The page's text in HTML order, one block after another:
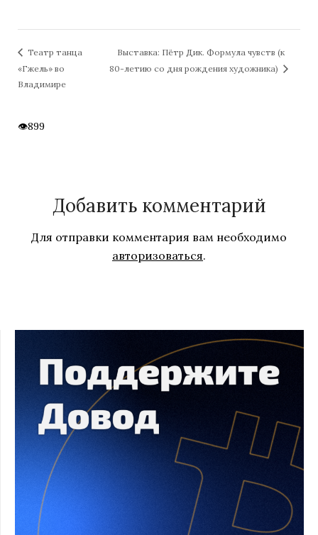
Театр танца
«Гжель» во
Владимире
Выставка: Пётр Дик. Формула чувств (к
80-летию со дня рождения художника)
899
Добавить комментарий
Для отправки комментария вам необходимо
авторизоваться.